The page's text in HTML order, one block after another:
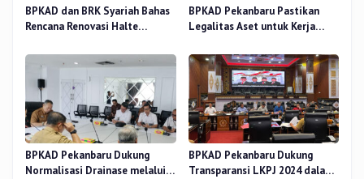
BPKAD dan BRK Syariah Bahas
Rencana Renovasi Halte
BPKAD Pekanbaru Pastikan
Legalitas Aset untuk Kerja
BPKAD Pekanbaru Dukung
Normalisasi Drainase melalui
BPKAD Pekanbaru Dukung
Transparansi LKPJ 2024 dalam